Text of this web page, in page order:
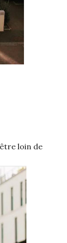
loin de